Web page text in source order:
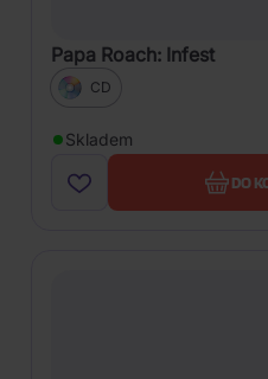
Papa Roach: Infest
CD
Skladem
DO